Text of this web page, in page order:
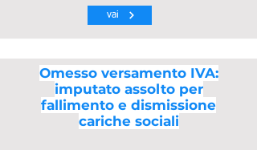
vai
Omesso versamento IVA:
imputato assolto per
fallimento e dismissione
cariche sociali